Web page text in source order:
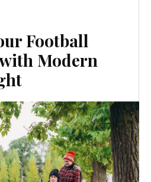
Football
Modern